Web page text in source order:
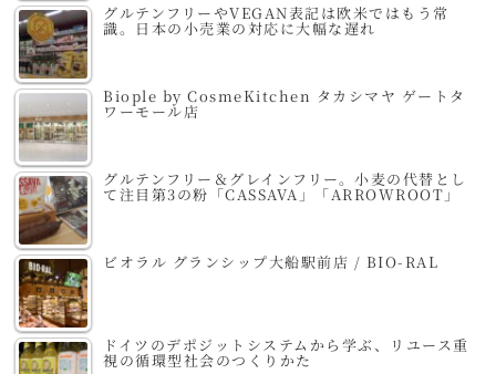
グルテンフリーやVEGAN表記は欧米ではもう常
識。日本の小売業の対応に大幅な遅れ
Biople by CosmeKitchen タカシマヤ ゲートタ
ワーモール店
グルテンフリー＆グレインフリー。小麦の代替とし
て注目第3の粉「CASSAVA」「ARROWROOT」
ビオラル グランシップ大船駅前店 / BIO-RAL
ドイツのデポジットシステムから学ぶ、リユース重
視の循環型社会のつくりかた